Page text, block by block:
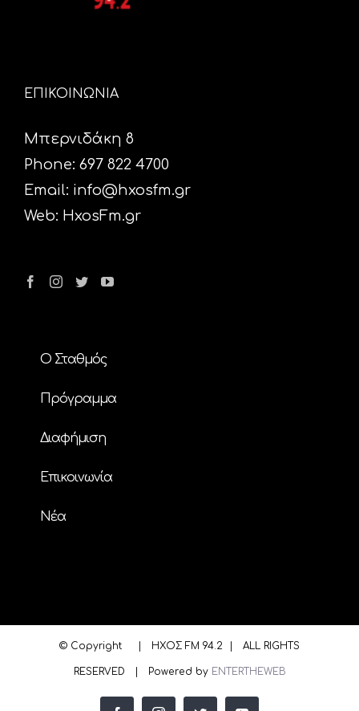
ΕΠΙΚΟΙΝΩΝΙΑ
Μπερνιδάκη 8
Phone: 697 822 4700
Email: info@hxosfm.gr
Web: HxosFm.gr
Ο Σταθμός
Πρόγραμμα
Διαφήμιση
Επικοινωνία
Nέα
© Copyright | ΗΧΟΣ FM 94.2 | ALL RIGHTS
RESERVED | Powered by ENTERTHEWEB